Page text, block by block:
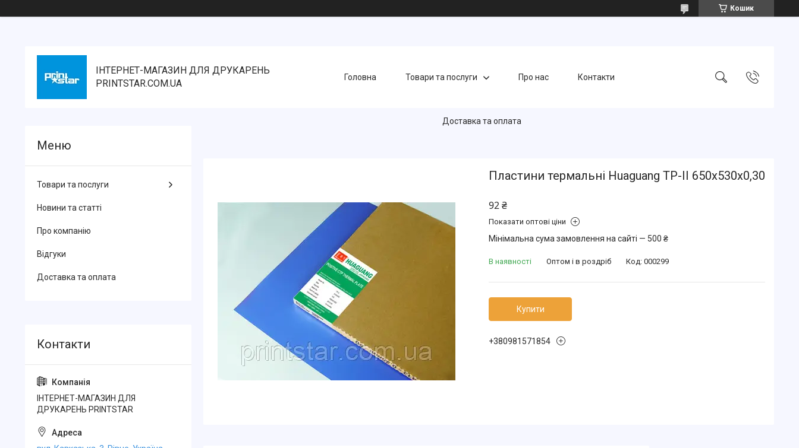
Кошик
ІНТЕРНЕТ-МАГАЗИН ДЛЯ ДРУКАРЕНЬ
PRINTSTAR.COM.UA
Головна Товари та послуги Про нас Контакти
Доставка та оплата
Пластини термальні Huaguang TP-II 650x530x0,30
92 ₴
Показати оптові ціни
Мінімальна сума замовлення на сайті — 500 ₴
В наявності Оптом і в роздріб Код: 000299
Купити
+380981571854
Товари та послуги
Новини та статті
Про компанію
Відгуки
Доставка та оплата
ІНТЕРНЕТ-МАГАЗИН ДЛЯ
ДРУКАРЕНЬ PRINTSTAR